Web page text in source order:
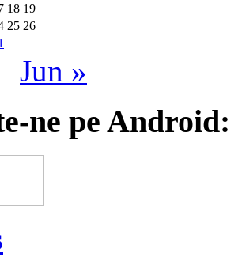
18 19
25 26
Jun »
ne pe Android: